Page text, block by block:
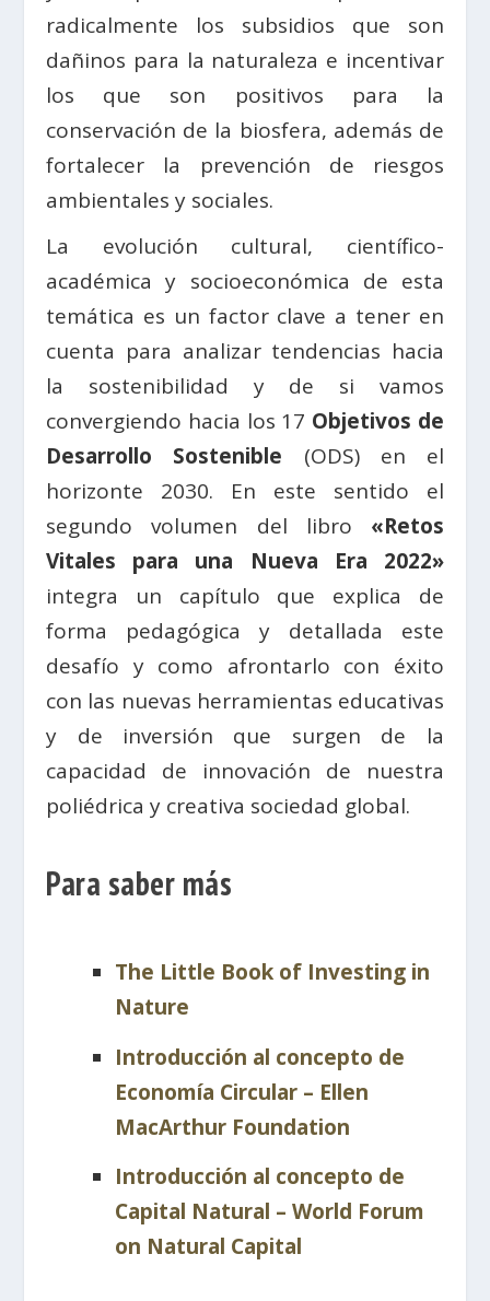
radicalmente los subsidios que son
dañinos para la naturaleza e incentivar
los que son positivos para la
conservación de la biosfera, además de
fortalecer la prevención de riesgos
ambientales y sociales.
La evolución cultural, científico-
académica y socioeconómica de esta
temática es un factor clave a tener en
cuenta para analizar tendencias hacia
la sostenibilidad y de si vamos
convergiendo hacia los 17 Objetivos de
Desarrollo Sostenible (ODS) en el
horizonte 2030. En este sentido el
segundo volumen del libro «Retos
Vitales para una Nueva Era 2022»
integra un capítulo que explica de
forma pedagógica y detallada este
desafío y como afrontarlo con éxito
con las nuevas herramientas educativas
y de inversión que surgen de la
capacidad de innovación de nuestra
poliédrica y creativa sociedad global.
Para saber más
The Little Book of Investing in
Nature
Introducción al concepto de
Economía Circular – Ellen
MacArthur Foundation
Introducción al concepto de
Capital Natural – World Forum
on Natural Capital